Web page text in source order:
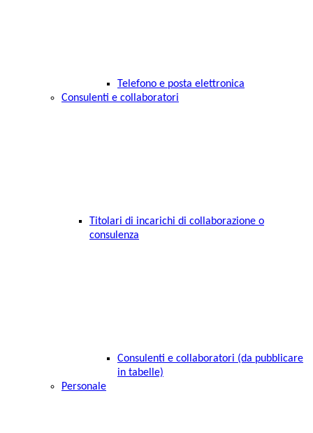
Telefono e posta elettronica
Consulenti e collaboratori
Titolari di incarichi di collaborazione o
consulenza
Consulenti e collaboratori (da pubblicare
in tabelle)
Personale